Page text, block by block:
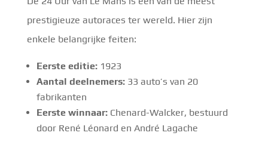
prestigieuze autoraces ter wereld. Hier zijn
enkele belangrijke feiten:
Eerste editie:1923
Aantal deelnemers:33 auto’s van 20
fabrikanten
Eerste winnaar:Chenard-Walcker, bestuurd
door René Léonard en André Lagache